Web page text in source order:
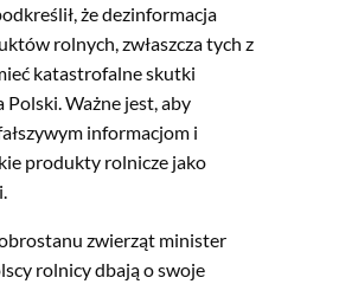
że dezinformacja
rolnych, zwłaszcza tych z
katastrofalne skutki
Polski. Ważne jest, aby
informacjom i
produkty rolnicze jako
zwierząt minister
rolnicy dbają o swoje